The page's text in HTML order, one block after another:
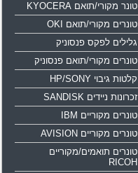
טונר מקורי/תואם KYOCERA
טונרים מקורי/תואם OKI
גלילים לפקס פנסוניק
טונרים מקורי/תואם פנסוניק
קלטות גיבוי HP/SONY
זכרונות ניידים SANDISK
טונרים מקוריים IBM
טונרים מקוריים AVISION
טונרים תואמים/מקוריים
RICOH